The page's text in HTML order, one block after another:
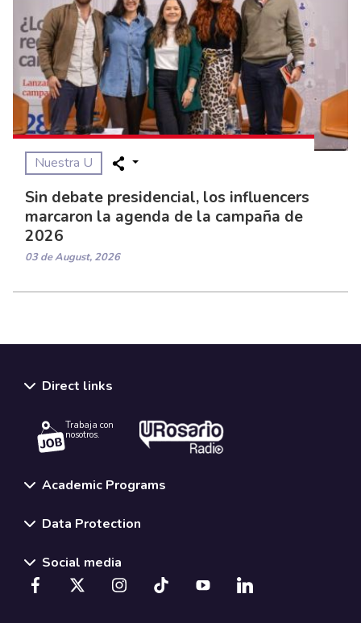
Nuestra U
Sin debate presidencial, los influencers
marcaron la agenda de la campaña de
2026
03 de August, 2026
Direct links
Trabaja con
nosotros.
Academic Programs
Data Protection
Social media